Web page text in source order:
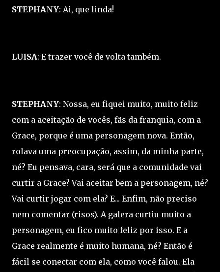
STEPHANY: Ai, que linda!
LUISA: E trazer você de volta também.
STEPHANY: Nossa, eu fiquei muito, muito feliz
com a aceitação de vocês, fãs da franquia, com a
Grace, porque é uma personagem nova. Então,
rolava uma preocupação, assim, da minha parte,
né? Eu pensava, cara, será que a comunidade vai
curtir a Grace? Vai aceitar bem a personagem, né?
Vai curtir jogar com ela? E... Enfim, não preciso
nem comentar (risos). A galera curtiu muito a
personagem, eu fico muito feliz por isso. E a
Grace realmente é muito humana, né? Então é
fácil se conectar com ela, como você falou. Ela